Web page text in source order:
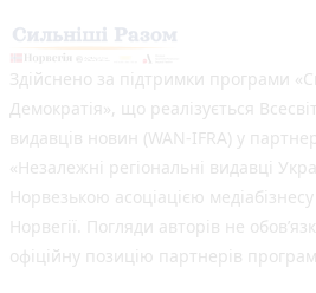
Здійснено за підтримки програми
Демократія», що реалізується
видавців новин (WAN-IFRA) у
«Незалежні регіональні видавці
Норвезькою асоціацією
Норвегії. Погляди авторів не
офіційну позицію партнерів